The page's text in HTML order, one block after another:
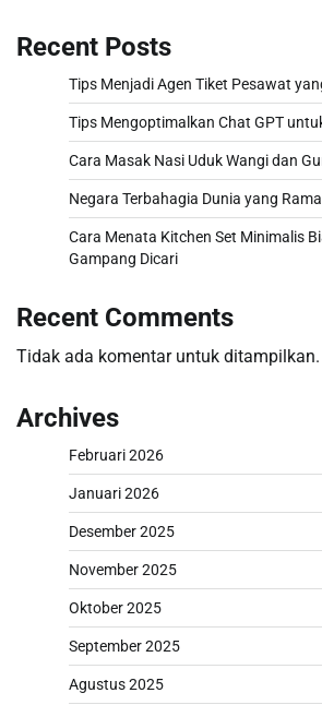
Recent Posts
Tips Menjadi Agen Tiket Pesawat
Tips Mengoptimalkan Chat GPT
Cara Masak Nasi Uduk Wangi dan
Negara Terbahagia Dunia yang
Cara Menata Kitchen Set Minimalis
Gampang Dicari
Recent Comments
Tidak ada komentar untuk ditampilkan.
Archives
Februari 2026
Januari 2026
Desember 2025
November 2025
Oktober 2025
September 2025
Agustus 2025